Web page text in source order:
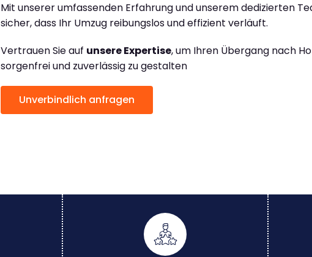
Mit unserer umfassenden Erfahrung und unserem dedizierten
sicher, dass Ihr Umzug reibungslos und effizient verläuft.
Vertrauen Sie auf unsere Expertise, um Ihren Übergang nach
sorgenfrei und zuverlässig zu gestalten
Unverbindlich anfragen